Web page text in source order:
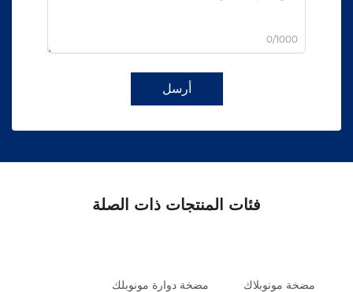
0/1000
أرسل
فئات المنتجات ذات الصلة
مضخة مونوبلاك مضخة دوارة مونوبلك